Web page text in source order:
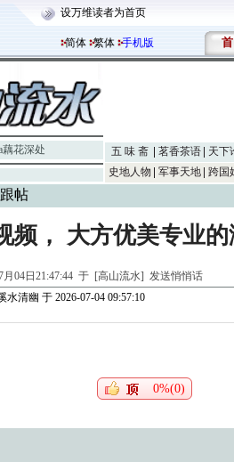
设万维读者为首页
简体 繁体 手机版 首
藕花深处 五 味 斋 茗香茶语
天下
史地人物
军事天地 跨国
帖
频， 大方优美专业
月04日21:47:44 于 [高山流水] 发送悄悄话
水清幽 于 2026-07-04 09:57:10
0%(0)